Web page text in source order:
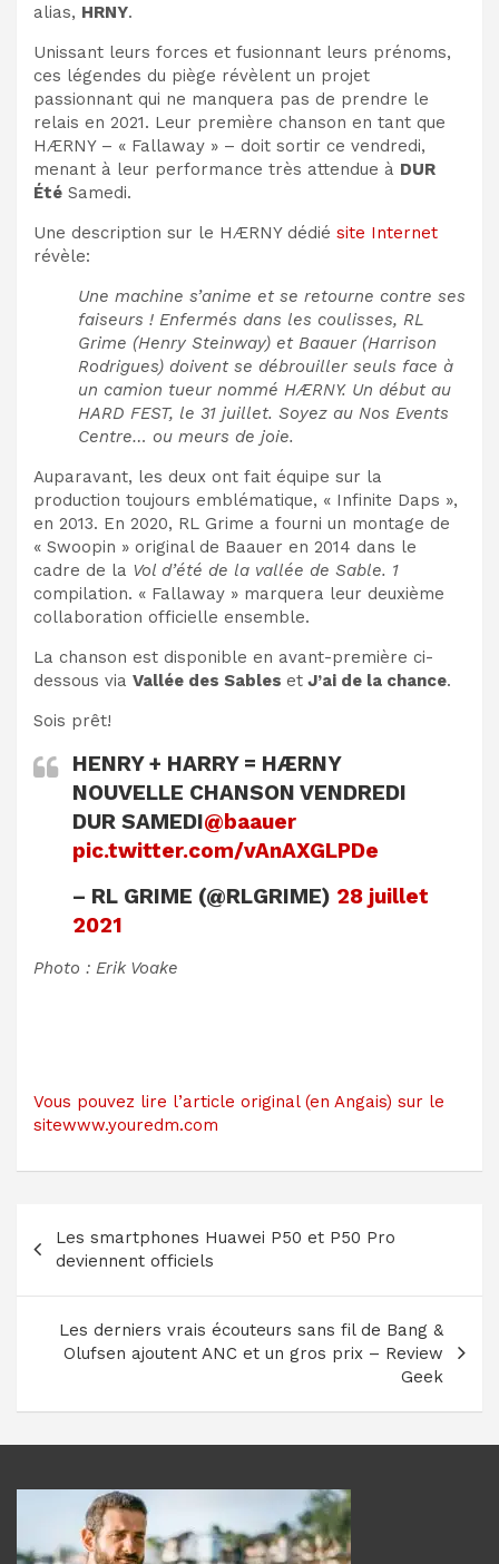
alias, HRNY.
Unissant leurs forces et fusionnant leurs prénoms,
ces légendes du piège révèlent un projet
passionnant qui ne manquera pas de prendre le
relais en 2021. Leur première chanson en tant que
HÆRNY – « Fallaway » – doit sortir ce vendredi,
menant à leur performance très attendue à DUR
Été Samedi.
Une description sur le HÆRNY dédié site Internet
révèle:
Une machine s’anime et se retourne contre ses
faiseurs ! Enfermés dans les coulisses, RL
Grime (Henry Steinway) et Baauer (Harrison
Rodrigues) doivent se débrouiller seuls face à
un camion tueur nommé HÆRNY. Un début au
HARD FEST, le 31 juillet. Soyez au Nos Events
Centre… ou meurs de joie.
Auparavant, les deux ont fait équipe sur la
production toujours emblématique, « Infinite Daps »,
en 2013. En 2020, RL Grime a fourni un montage de
« Swoopin » original de Baauer en 2014 dans le
cadre de la Vol d’été de la vallée de Sable. 1
compilation. « Fallaway » marquera leur deuxième
collaboration officielle ensemble.
La chanson est disponible en avant-première ci-
dessous via Vallée des Sables et J’ai de la chance.
Sois prêt!
HENRY + HARRY = HÆRNY
NOUVELLE CHANSON VENDREDI
DUR SAMEDI@baauer
pic.twitter.com/vAnAXGLPDe
– RL GRIME (@RLGRIME) 28 juillet
2021
Photo : Erik Voake
Vous pouvez lire l’article original (en Angais) sur le
sitewww.youredm.com
de
l’article
Les smartphones Huawei P50 et P50 Pro
deviennent officiels
Les derniers vrais écouteurs sans fil de Bang &
Olufsen ajoutent ANC et un gros prix – Review
Geek